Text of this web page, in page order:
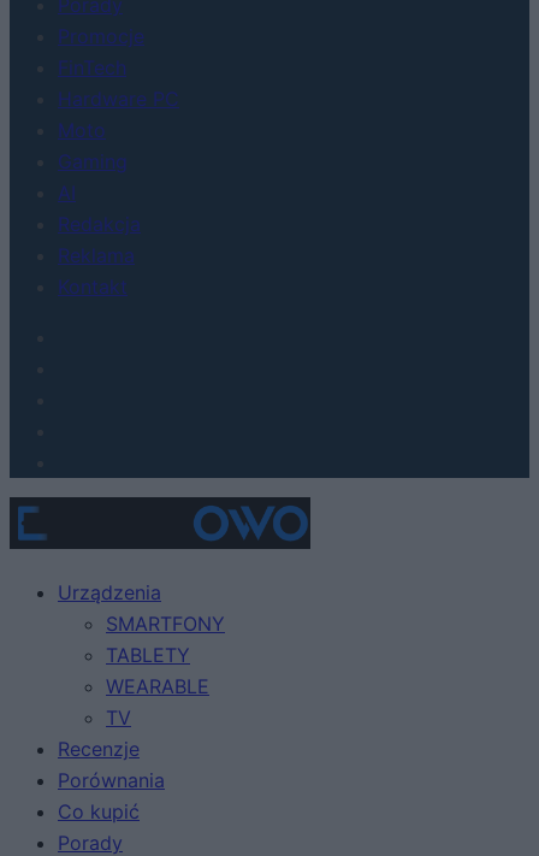
Porady
Promocje
FinTech
Hardware PC
Moto
Gaming
AI
Redakcja
Reklama
Kontakt
Urządzenia
SMARTFONY
TABLETY
WEARABLE
TV
Recenzje
Porównania
Co kupić
Porady